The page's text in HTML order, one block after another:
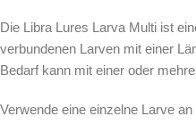
Die Libra Lures Larva Multi ist
verbundenen Larven mit einer
Bedarf kann mit einer oder
Verwende eine einzelne Larve